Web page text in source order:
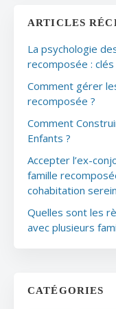
ARTICLES
La psychologie
recomposée :
Comment gérer
recomposée ?
Comment
Enfants ?
Accepter l’ex-
famille
cohabitation
Quelles sont les
avec plusieurs
CATÉGORIES